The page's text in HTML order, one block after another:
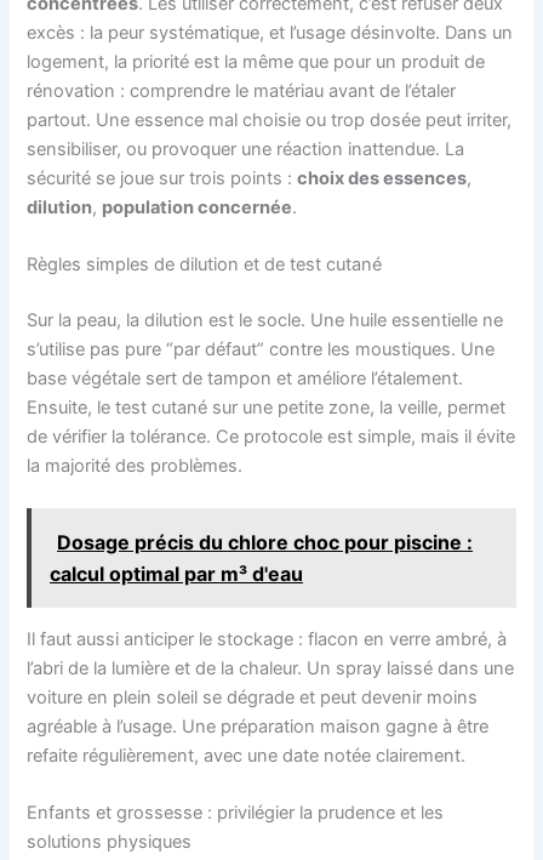
excès : la peur systématique, et l’usage désinvolte. Dans un
logement, la priorité est la même que pour un produit de
rénovation : comprendre le matériau avant de l’étaler
partout. Une essence mal choisie ou trop dosée peut irriter,
sensibiliser, ou provoquer une réaction inattendue. La
sécurité se joue sur trois points :choix des essences,
dilution, population concernée.
Règles simples de dilution et de test cutané
Sur la peau, la dilution est le socle. Une huile essentielle ne
s’utilise pas pure “par défaut” contre les moustiques. Une
base végétale sert de tampon et améliore l’étalement.
Ensuite, le test cutané sur une petite zone, la veille, permet
de vérifier la tolérance. Ce protocole est simple, mais il évite
la majorité des problèmes.
Dosage précis du chlore choc pour piscine :
calcul optimal par m³ d'eau
Il faut aussi anticiper le stockage : flacon en verre ambré, à
l’abri de la lumière et de la chaleur. Un spray laissé dans une
voiture en plein soleil se dégrade et peut devenir moins
agréable à l’usage. Une préparation maison gagne à être
refaite régulièrement, avec une date notée clairement.
Enfants et grossesse : privilégier la prudence et les
solutions physiques